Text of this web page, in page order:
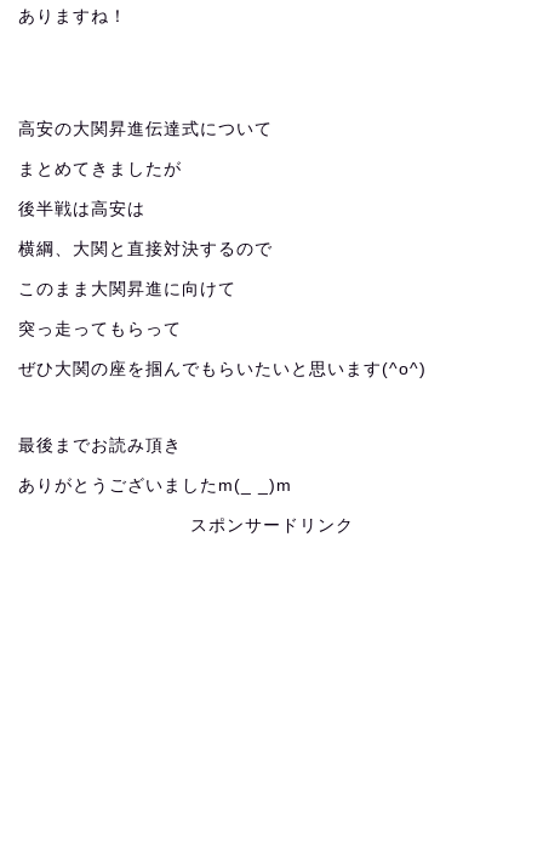
ありますね！
高安の大関昇進伝達式について
まとめてきましたが
後半戦は高安は
横綱、大関と直接対決するので
このまま大関昇進に向けて
突っ走ってもらって
ぜひ大関の座を掴んでもらいたいと思います(^o^)
最後までお読み頂き
ありがとうございましたm(_ _)m
スポンサードリンク